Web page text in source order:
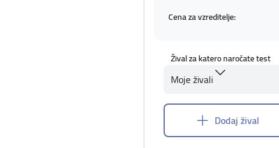
Cena za vzreditelje:
Žival za katero naročate test
Moje živali
Dodaj žival